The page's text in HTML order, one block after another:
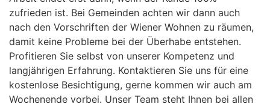
zufrieden ist. Bei Gemeinden achten wir dann auch
nach den Vorschriften der Wiener Wohnen zu räumen,
damit keine Probleme bei der Überhabe entstehen.
Profitieren Sie selbst von unserer Kompetenz und
langjährigen Erfahrung. Kontaktieren Sie uns für eine
kostenlose Besichtigung, gerne kommen wir auch am
Wochenende vorbei. Unser Team steht Ihnen bei allen